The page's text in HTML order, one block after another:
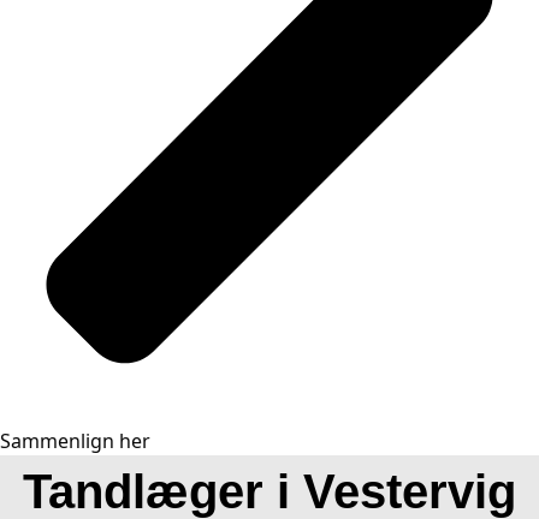
Sammenlign her
Tandlæger i Vestervig